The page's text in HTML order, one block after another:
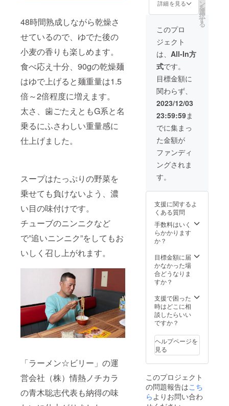
48時間熟成しながら乾燥さ
せているので、ゆでた後の
小麦の香りも楽しめます。
食べ応え十分、90gの乾燥麺
はゆで上げると麺重量は1.5
倍～2倍程度に増えます。
太さ、歯ごたえともG系と名
乗るにふさわしい重量感に
仕上げました。
スープはたっぷりの野菜を
乗せても負けないよう、濃
い目の味付けです。
チューブのニンニクなど
で”追いニンニク”をしてもお
いしく召し上がれます。
「ラーメン☆ビリー」の運
営会社（株）情熱ノチカラ
の青木聡志代表も納得の味
備考欄
に「不
ご記入
下さ
い。
ニック
してく
ださ
い。 つ
ぶやき
を遠慮
される
場合は
備考欄
に「不
要」と
ご記入
下さ
い。
2024年
3月末ま
での間
となり
ます。
・ビ
リーく
んが
X（旧ツ
イッ
ター）
つぶや
く支援
者のお
名前に
つい
て、文
字数や
公序良
俗に反
変更を
する場
合があ
りま
す。 ・
備考欄
リーく
んに
X（旧ツ
イッ
でつぶ
やいて
もらい
たい
ネーム
を入力
してく
ぶやき
を遠慮
される
場合は
（アミ
ノ酸
等）、
（一部
に小
麦・大
豆・豚
肉を含
む） 内
容量：
65g 賞
味期
限：製
造日よ
り180日
保存方
法：直
射日
光、高
温多湿
を避け
い。 ※
消費
税、送
料込み
◎リ
品の発
送につ
いて ・
12月下
です。
④につ
いて ・
ビリー
X（旧ツ
イッ
は、
2023年
12月中
旬以
り180日
保存方
射日
光、高
温多湿
を避け
て保存
してく
ださ
い。 ※
消費
税、送
料込み
◎リ
ターン
品の発
送につ
いて ・
10月20
日
ご支援
いただ
いた方
への発
送は、
11月上
・10月
21日
（土）
（日）
までに
ご支援
いただ
いた方
への発
12月下
旬予定
です。
③につ
いて ・
ビリー
プ、チ
食塩、
合異性
化液
糖、昆
布だ
し、醸
造酢／
調味料
（アミ
等）、
アル
コー
ル、か
んす
い、カ
ラメル
シ色
素、増
粘多糖
類、
（一部
に小
豆・鶏
肉・豚
肉を含
155g（
めん：
90g、
スー
65g）
賞味期
限：製
造日よ
保存方
法：直
射日
材料
麦粉
（国内
製
造）、
卵白粉
末、食
塩、小
麦たん
白）、
醤油、
動物油
脂、
ポーク
エキ
ス、鶏
ガラ
スー
プ、チ
食塩、
砂糖混
合異性
化液
糖、昆
布だ
調味料
（アミ
ノ酸
コー
ル、か
んす
い、カ
色素、
クチナ
シ色
素、増
類、
（一部
に小
麦・
リーが
支援者
の名前
をX（旧
Twitter
）でつ
ぶやく
ぜ！ ①
につい
て パッ
ケージ
サイ
ズ：
W140×
H190×
D30mm
（1袋）
◎食品
表示 原
材料
麦粉
製
造）、
卵白粉
末、食
塩、小
白）、
醤油、
動物油
脂、
エキ
ス、鶏
ガラ
スー
キンエ
キス、
食塩、
砂糖混
化液
糖、昆
布だ
し、醸
詳細を見る ン
を
選
択
す
る
このプロ
ジェクト
は、 All-In方
式です。
目標金額に
関わらず、
2023/12/03
23:59:59ま
でに集まっ
た金額が
ファンディ
ングされま
す。
支援に関するよ
くある質問
手数料はいく
らかかります
か？
目標金額に届
かなかった場
合どうなりま
すか？
支援で困った
時はどこに相
談したらいい
ですか？
ヘルプページを
見る
このプロジェクト
の問題報告はこち
ら よりお問い合わ